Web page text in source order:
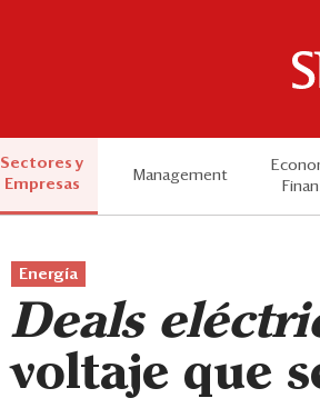
Sectores y
Empresas
Management
Energía
Deals
voltaje que